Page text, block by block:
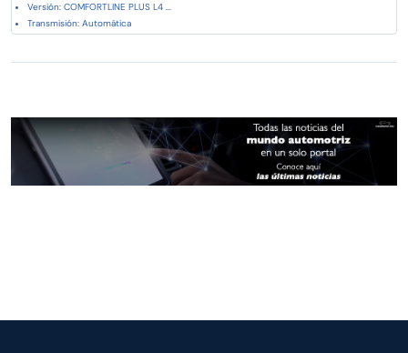
Versión: COMFORTLINE PLUS L4 ...
Transmisión: Automática